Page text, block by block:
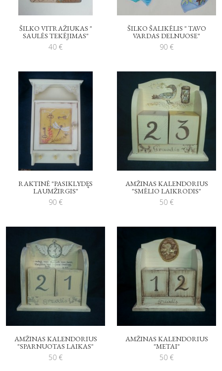
ŠILKO VITRAŽIUKAS "
SAULĖS TEKĖJIMAS"
40 €
ŠILKO ŠALIKĖLIS " TAVO
VARDAS DELNUOSE"
90 €
RAKTINĖ "PASIKLYDĘS
LAUMŽIRGIS"
90 €
AMŽINAS KALENDORIUS
"SMĖLIO LAIKRODIS"
50 €
AMŽINAS KALENDORIUS
"SPARNUOTAS LAIKAS"
50 €
AMŽINAS KALENDORIUS
"METAI"
50 €